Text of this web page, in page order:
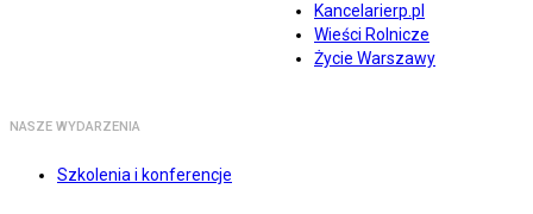
Kancelarierp.pl
Wieści Rolnicze
Życie Warszawy
NASZE WYDARZENIA
Szkolenia i konferencje